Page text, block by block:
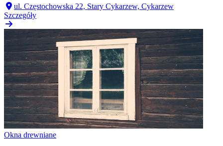
ul. Częstochowska 22, Stary Cykarzew, Cykarzew
Szczegóły
Okna drewniane